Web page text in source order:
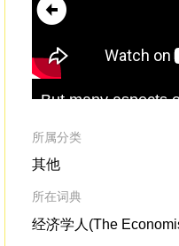
But many aspects
culture.This
them from hunting
所属分类
其他
所在词典
经济学人(The